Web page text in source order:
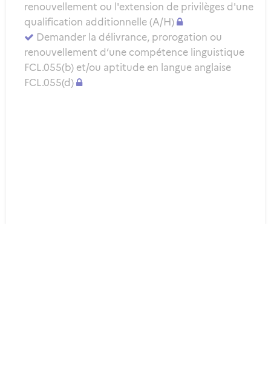
renouvellement ou l'extension de privilèges d'une
qualification additionnelle (A/H)
Demander la délivrance, prorogation ou
renouvellement d’une compétence linguistique
FCL.055(b) et/ou aptitude en langue anglaise
FCL.055(d)